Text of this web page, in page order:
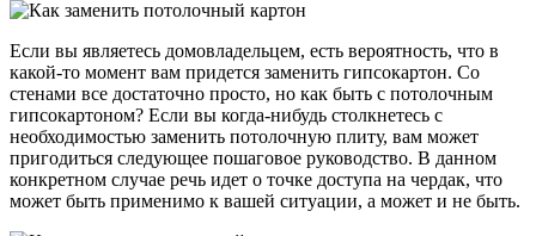
Если вы являетесь домовладельцем, есть вероятность, что в
какой-то момент вам придется заменить гипсокартон. Со
стенами все достаточно просто, но как быть с потолочным
гипсокартоном? Если вы когда-нибудь столкнетесь с
необходимостью заменить потолочную плиту, вам может
пригодиться следующее пошаговое руководство. В данном
конкретном случае речь идет о точке доступа на чердак, что
может быть применимо к вашей ситуации, а может и не быть.